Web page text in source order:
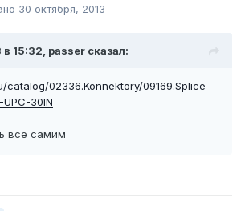
30 октября, 2013
15:32, passer сказал:
catalog/02336.Konnektory/09169.Splice-
30IN
все самим